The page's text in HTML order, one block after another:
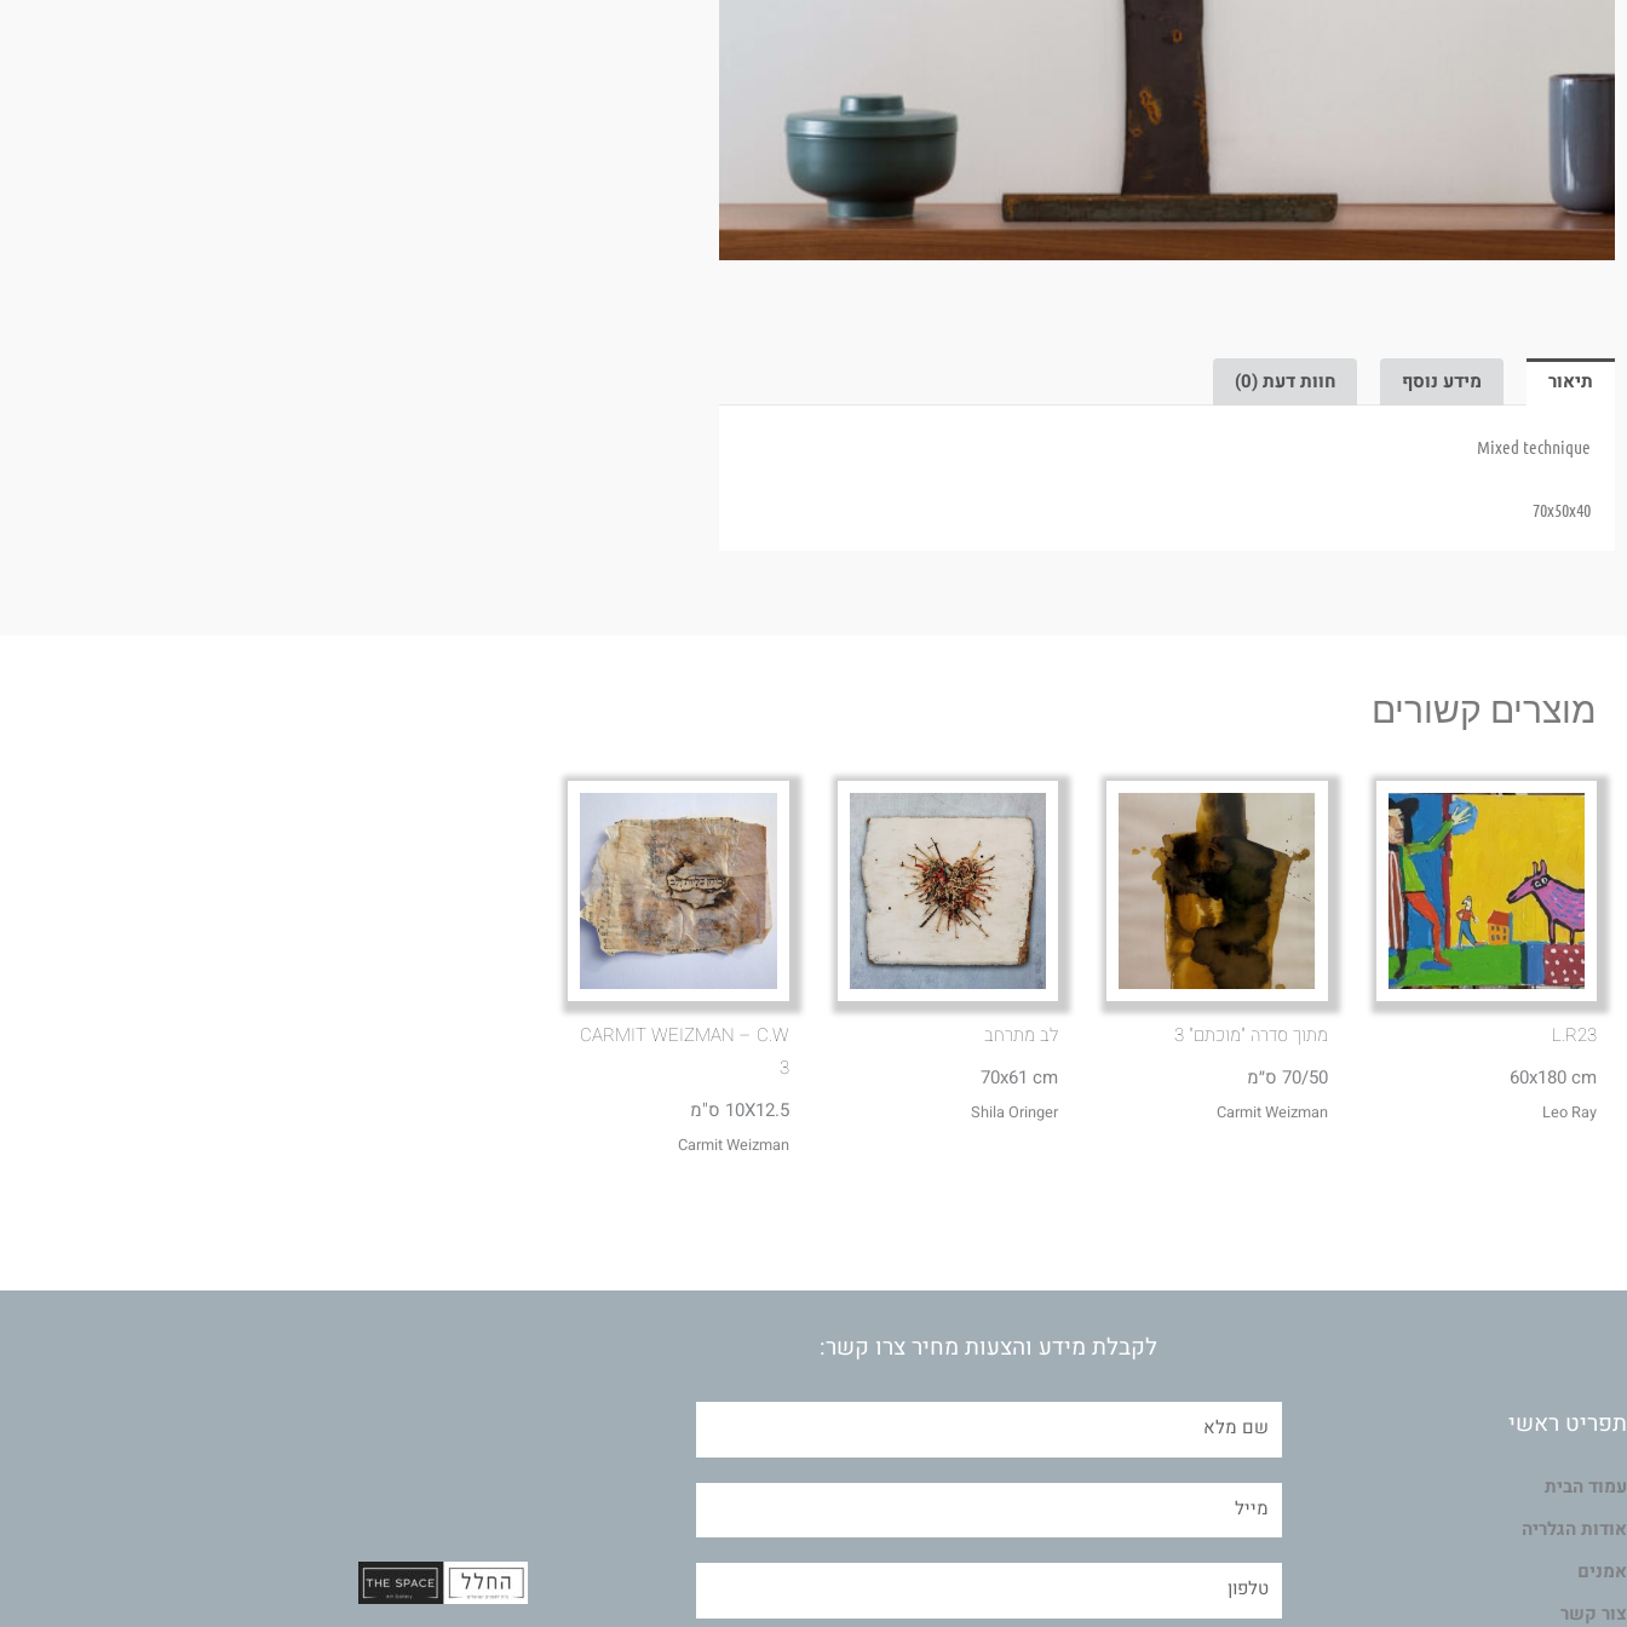
תיאור מידע נוסף חוות דעת (0)
Mixed technique
70x50x40
מוצרים קשורים
L.R23
60x180 cm
Leo Ray
מתוך סדרה "מוכתם" 3
70/50 ס״מ
Carmit Weizman
לב מתרחב
70x61 cm
Shila Oringer
CARMIT WEIZMAN – C.W
3
10X12.5 ס"מ
Carmit Weizman
תפריט ראשי
עמוד הבית
אודות הגלריה
אמנים
צור קשר
לקבלת מידע והצעות מחיר צרו קשר: